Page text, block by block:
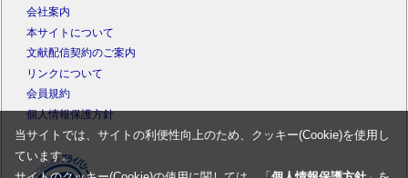
会社案内
本サイトについて
文献配信契約のご案内
リンクについて
会員規約
個人情報保護方針
当サイトでは、サイトの利便性向上のため、クッキー(Cookie)を使用し
ています。